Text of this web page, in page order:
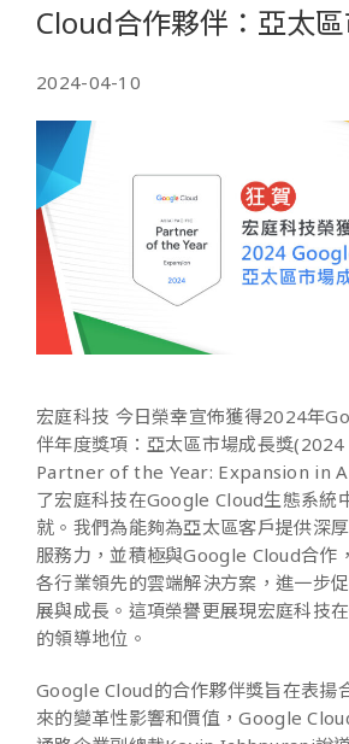
Cloud合作夥伴：亞太
2024-04-10
宏庭科技 今日榮幸宣佈獲得2024年
伴年度獎項：亞太區市場成長獎
Partner of the Year: Expansion in
了宏庭科技在Google Cloud生態系統
就。我們為能夠為亞太區客戶提供深
服務力，並積極與Google Cloud合作
各行業領先的雲端解決方案，進一步
展與成長。這項榮譽更展現宏庭科技
的領導地位。
Google Cloud的合作夥伴獎旨在表揚
來的變革性影響和價值，Google